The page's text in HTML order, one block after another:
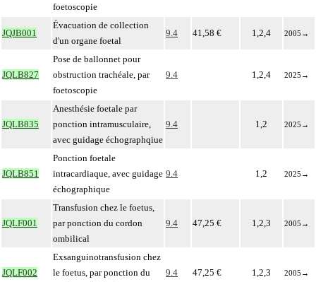
foetoscopie
JQJB001
Évacuation de collection
d'un organe foetal
9.4 41,58 € 1,2,4 2005 →
JQLB827
Pose de ballonnet pour
obstruction trachéale, par
foetoscopie
9.4 1,2,4 2025 →
JQLB835
Anesthésie foetale par
ponction intramusculaire,
avec guidage échographqiue
9.4 1,2 2025 →
JQLB851
Ponction foetale
intracardiaque, avec guidage
échographique
9.4 1,2 2025 →
JQLF001
Transfusion chez le foetus,
par ponction du cordon
ombilical
9.4 47,25 € 1,2,3 2005 →
JQLF002
Exsanguinotransfusion chez
le foetus, par ponction du
9.4 47,25 € 1,2,3 2005 →